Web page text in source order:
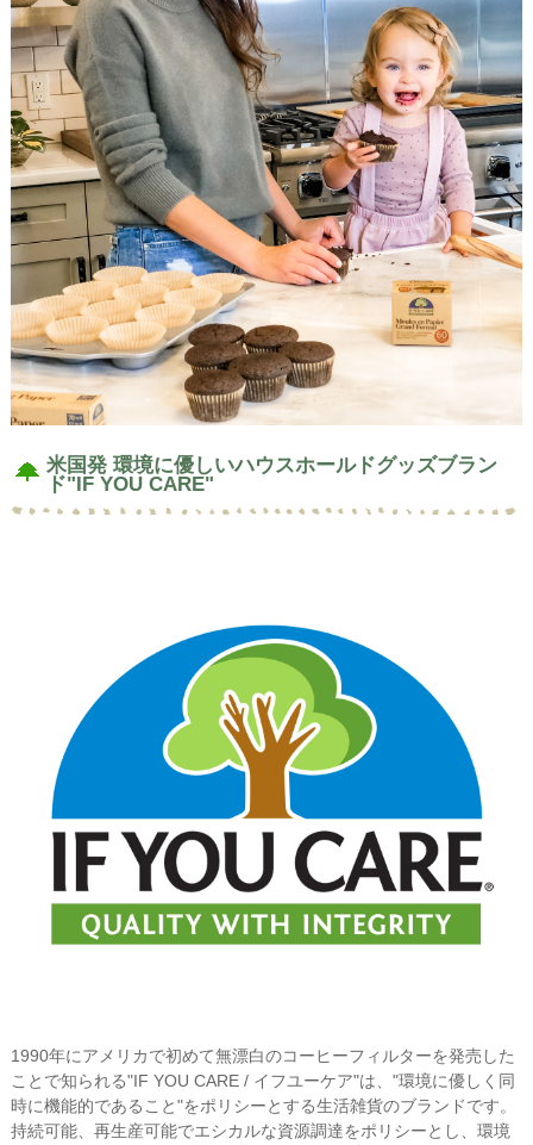
米国発 環境に優しいハウスホールドグッズブラン
ド"IF YOU CARE"
1990年にアメリカで初めて無漂白のコーヒーフィルターを発売した
ことで知られる"IF YOU CARE / イフユーケア"は、"環境に優しく同
時に機能的であること"をポリシーとする生活雑貨のブランドです。
持続可能、再生産可能でエシカルな資源調達をポリシーとし、環境